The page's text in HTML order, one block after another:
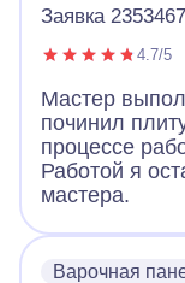
Заявка 2353467
4.7/5
Мастер
починил
процессе
Работой я
мастера.
Варочная